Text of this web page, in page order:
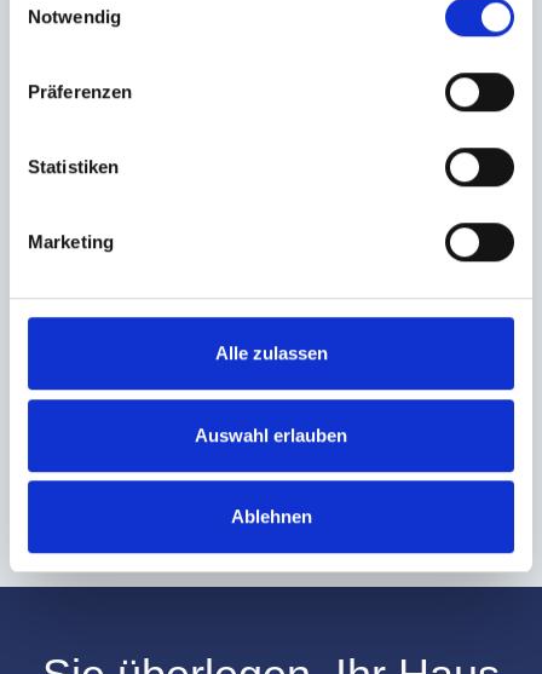
Notwendig
Präferenzen
Statistiken
Marketing
Alle zulassen
Auswahl erlauben
Ablehnen
zu, dass meine Angaben und Daten zur Beantwortung meiner Anfrage
Hinweis: Sie können Ihre Einwilligung jederzeit für die Zukunft per E-Mail
an info@hegerich-immobilien.de widerrufen. *
Absenden